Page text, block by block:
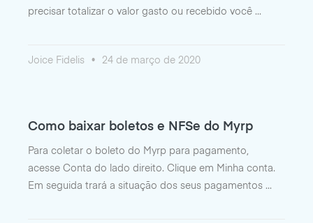
precisar totalizar o valor gasto ou recebido você
Joice Fidelis 24 de março de 2020
Como baixar boletos e NFSe do Myrp
Para coletar o boleto do Myrp para pagamento,
acesse Conta do lado direito. Clique em Minha conta.
Em seguida trará a situação dos seus pagamentos